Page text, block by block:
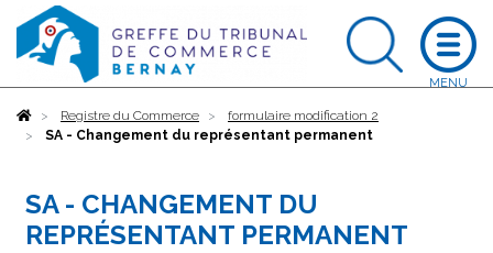
AccueilRegistre du Commerce
formulaire modification 2
SA - Changement du représentant permanent
SA - CHANGEMENT DU
REPRÉSENTANT PERMANENT